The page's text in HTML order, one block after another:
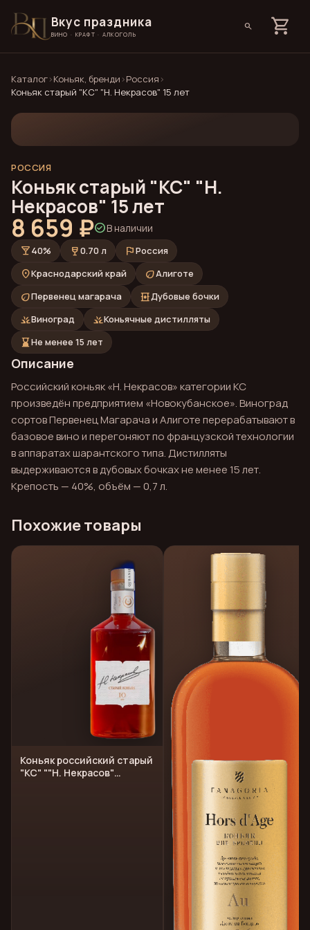
Вкус праздника
ВИНО · КРАФТ · АЛКОГОЛЬ
search shopping_cart
Каталог›Коньяк, бренди ›Россия ›
Коньяк старый "КС" "Н. Некрасов" 15 лет
РОССИЯ
Коньяк старый "КС" "Н.
Некрасов" 15 лет
8 659 ₽check_circleВ наличии
local_bar40% wine_bar0.70 л flagРоссия
placeКраснодарский край ecoАлиготе
ecoПервенец магарача oil_barrelДубовые бочки
grassВиноград grassКоньячные дистилляты
hourglass_bottomНе менее 15 лет
Описание
Российский коньяк «Н. Некрасов» категории КС
произведён предприятием «Новокубанское». Виноград
сортов Первенец Магарача и Алиготе перерабатывают в
базовое вино и перегоняют по французской технологии
в аппаратах шарантского типа. Дистилляты
выдерживаются в дубовых бочках не менее 15 лет.
Крепость — 40%, объём — 0,7 л.
Похожие товары
Коньяк российский старый
"КС" ""Н. Некрасов"